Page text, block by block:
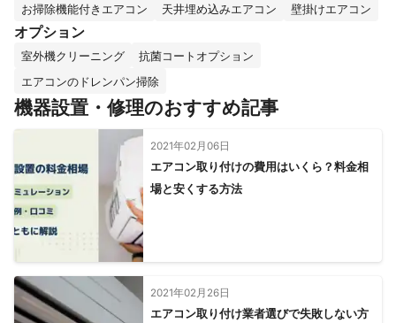
お掃除機能付きエアコン 天井埋め込みエアコン 壁掛けエアコン
オプション
室外機クリーニング
抗菌コートオプション
エアコンのドレンパン掃除
機器設置・修理のおすすめ記事
2021年02月06日
エアコン取り付けの費用はいくら？料金相
場と安くする方法
2021年02月26日
エアコン取り付け業者選びで失敗しない方